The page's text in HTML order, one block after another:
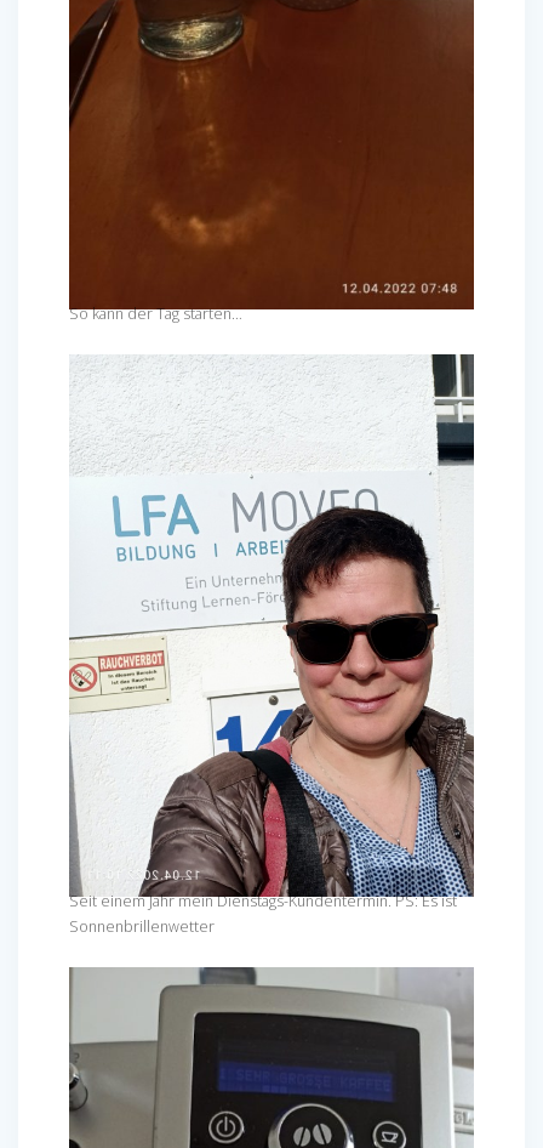
So kann der Tag starten…
Seit einem Jahr mein Dienstags-Kundentermin. PS: Es ist
Sonnenbrillenwetter